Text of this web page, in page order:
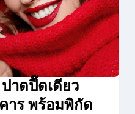
าดปื๊ดเดียว
าร พร้อมพิกัด